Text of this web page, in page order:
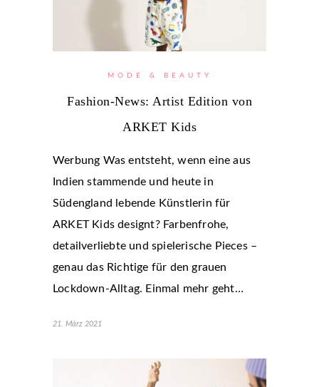
MODE & BEAUTY
Fashion-News: Artist Edition von
ARKET Kids
Werbung Was entsteht, wenn eine aus
Indien stammende und heute in
Südengland lebende Künstlerin für
ARKET Kids designt? Farbenfrohe,
detailverliebte und spielerische Pieces –
genau das Richtige für den grauen
Lockdown-Alltag. Einmal mehr geht…
21. März 2021